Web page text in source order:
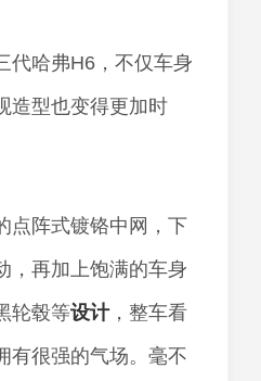
代哈弗H6，不仅车身
造型也变得更加时
点阵式镀铬中网，下
，再加上饱满的车身
轮毂等设计，整车看
有很强的气场。毫不